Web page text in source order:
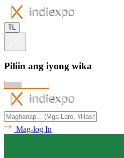
TL
Piliin ang iyong wika
Mag-log In